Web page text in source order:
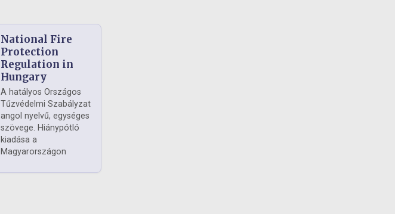
National Fire
Protection
Regulation in
Hungary
A hatályos Országos
Tűzvédelmi Szabályzat
angol nyelvű, egységes
szövege. Hiánypótló
kiadása a
Magyarországon